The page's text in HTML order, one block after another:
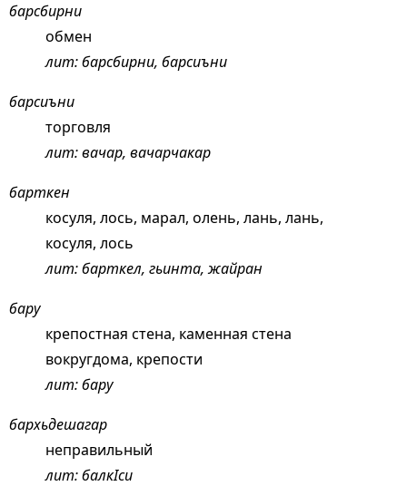
барсбирни
обмен
лит: барсбирни, барсиъни
барсиъни
торговля
лит: вачар, вачарчакар
барткен
косуля, лось, марал, олень, лань, лань,
косуля, лось
лит: барткел, гьинта, жайран
бару
крепостная стена, каменная стена
вокругдома, крепости
лит: бару
бархьдешагар
неправильный
лит: балкIси